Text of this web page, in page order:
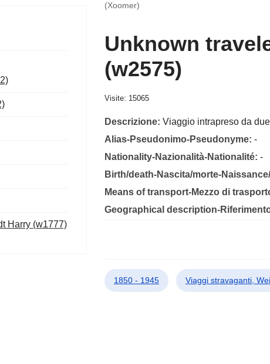
Harry (w1777)
(Xoomer)
Unknown
(w2575)
Visite: 15065
Descrizione: Viaggio intrapreso da
Alias-Pseudonimo-Pseudonyme: -
Nationality-Nazionalità-Nationalité: -
Birth/death-Nascita/morte-
Means of transport-Mezzo di
Geographical description-
1850 - 1945 Viaggi stravaganti,